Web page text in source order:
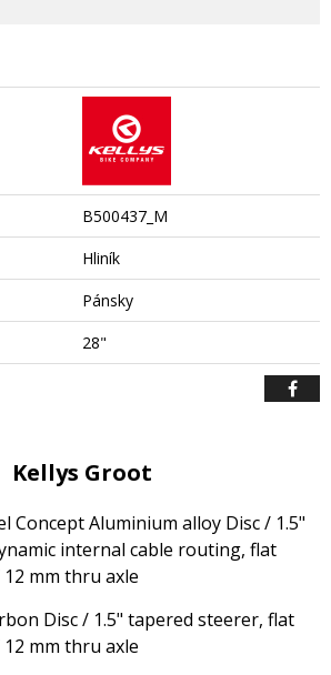
B500437_M
Hliník
Pánsky
28"
Kellys Groot
Concept Aluminium alloy Disc / 1.5"
internal cable routing, flat
mm thru axle
Disc / 1.5" tapered steerer, flat
mm thru axle